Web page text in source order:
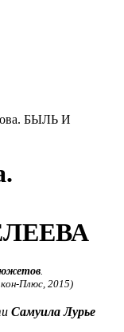
БЫЛЬ И
Плюс, 2015)
Самуила Лурье